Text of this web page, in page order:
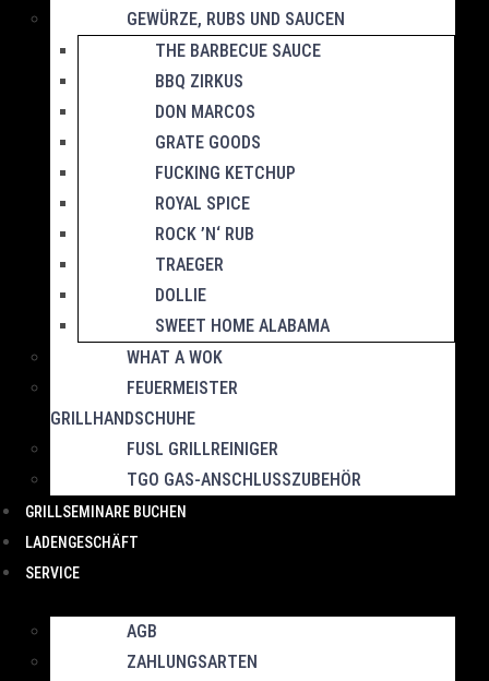
GEWÜRZE, RUBS UND SAUCEN
THE BARBECUE SAUCE
BBQ ZIRKUS
DON MARCOS
GRATE GOODS
FUCKING KETCHUP
ROYAL SPICE
ROCK ’N‘ RUB
TRAEGER
DOLLIE
SWEET HOME ALABAMA
WHAT A WOK
FEUERMEISTER
GRILLHANDSCHUHE
FUSL GRILLREINIGER
TGO GAS-ANSCHLUSSZUBEHÖR
GRILLSEMINARE BUCHEN
LADENGESCHÄFT
SERVICE
AGB
ZAHLUNGSARTEN